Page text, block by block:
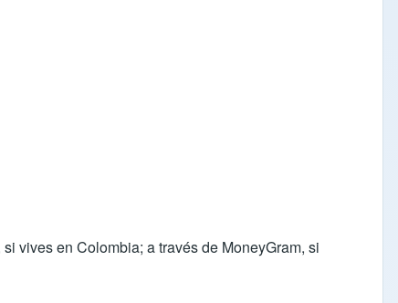
vives en Colombia; a través de MoneyGram, si